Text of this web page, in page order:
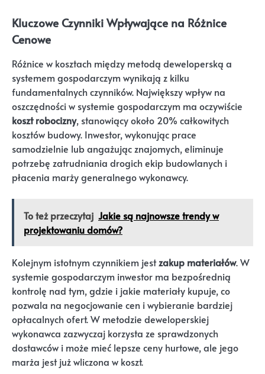
Kluczowe Czynniki Wpływające na Różnice
Cenowe
Różnice w kosztach między metodą deweloperską a
systemem gospodarczym wynikają z kilku
fundamentalnych czynników. Największy wpływ na
oszczędności w systemie gospodarczym ma oczywiście
koszt robocizny, stanowiący około 20% całkowitych
kosztów budowy. Inwestor, wykonując prace
samodzielnie lub angażując znajomych, eliminuje
potrzebę zatrudniania drogich ekip budowlanych i
płacenia marży generalnego wykonawcy.
To też przeczytaj Jakie są najnowsze trendy w
projektowaniu domów?
Kolejnym istotnym czynnikiem jestzakup materiałów. W
systemie gospodarczym inwestor ma bezpośrednią
kontrolę nad tym, gdzie i jakie materiały kupuje, co
pozwala na negocjowanie cen i wybieranie bardziej
opłacalnych ofert. W metodzie deweloperskiej
wykonawca zazwyczaj korzysta ze sprawdzonych
dostawców i może mieć lepsze ceny hurtowe, ale jego
marża jest już wliczona w koszt.